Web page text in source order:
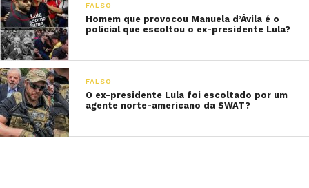
FALSO
Homem que provocou Manuela d’Ávila é o
policial que escoltou o ex-presidente Lula?
FALSO
O ex-presidente Lula foi escoltado por um
agente norte-americano da SWAT?